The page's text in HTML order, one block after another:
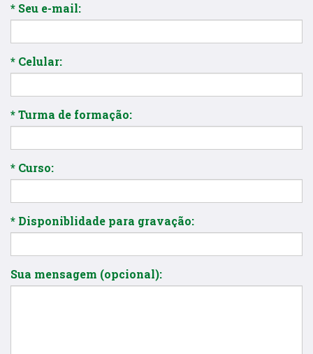
* Seu e-mail:
* Celular:
* Turma de formação:
* Curso:
* Disponiblidade para gravação:
Sua mensagem (opcional):